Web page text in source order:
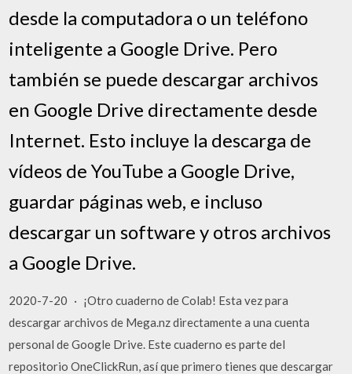
desde la computadora o un teléfono
inteligente a Google Drive. Pero
también se puede descargar archivos
en Google Drive directamente desde
Internet. Esto incluye la descarga de
vídeos de YouTube a Google Drive,
guardar páginas web, e incluso
descargar un software y otros archivos
a Google Drive.
2020-7-20 · ¡Otro cuaderno de Colab! Esta vez para
descargar archivos de Mega.nz directamente a una cuenta
personal de Google Drive. Este cuaderno es parte del
repositorio OneClickRun, así que primero tienes que descargar